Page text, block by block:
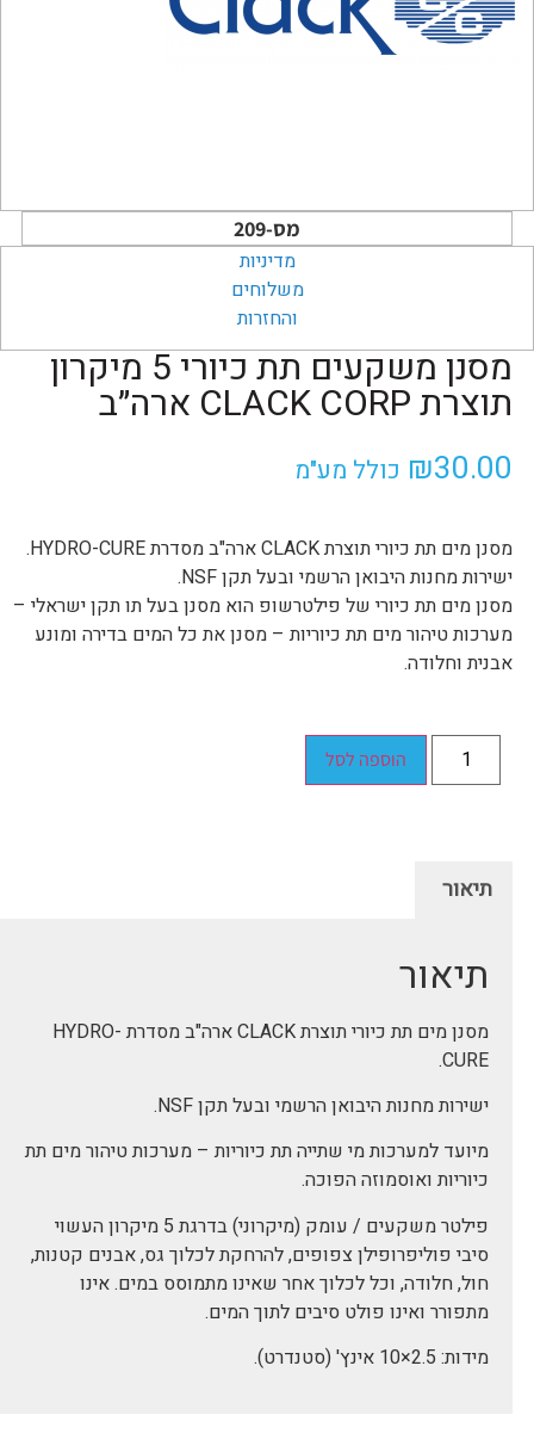
מס-209
מדיניות
משלוחים
והחזרות
מסנן משקעים תת כיורי 5 מיקרון
תוצרת CLACK CORP ארה״ב
₪30.00 כולל מע"מ
מסנן מים תת כיורי תוצרת CLACK ארה"ב מסדרת HYDRO-CURE.
ישירות מחנות היבואן הרשמי ובעל תקן NSF.
מסנן מים תת כיורי של פילטרשופ הוא מסנן בעל תו תקן ישראלי –
מערכות טיהור מים תת כיוריות – מסנן את כל המים בדירה ומונע
אבנית וחלודה.
הוספה לסל
תיאור
תיאור
מסנן מים תת כיורי תוצרת CLACK ארה"ב מסדרת HYDRO-
CURE.
ישירות מחנות היבואן הרשמי ובעל תקן NSF.
מיועד למערכות מי שתייה תת כיוריות – מערכות טיהור מים תת
כיוריות ואוסמוזה הפוכה.
פילטר משקעים / עומק (מיקרוני) בדרגת 5 מיקרון העשוי
סיבי פוליפרופילן צפופים, להרחקת לכלוך גס, אבנים קטנות,
חול, חלודה, וכל לכלוך אחר שאינו מתמוסס במים. אינו
מתפורר ואינו פולט סיבים לתוך המים.
מידות: 2.5×10 אינץ' (סטנדרט).